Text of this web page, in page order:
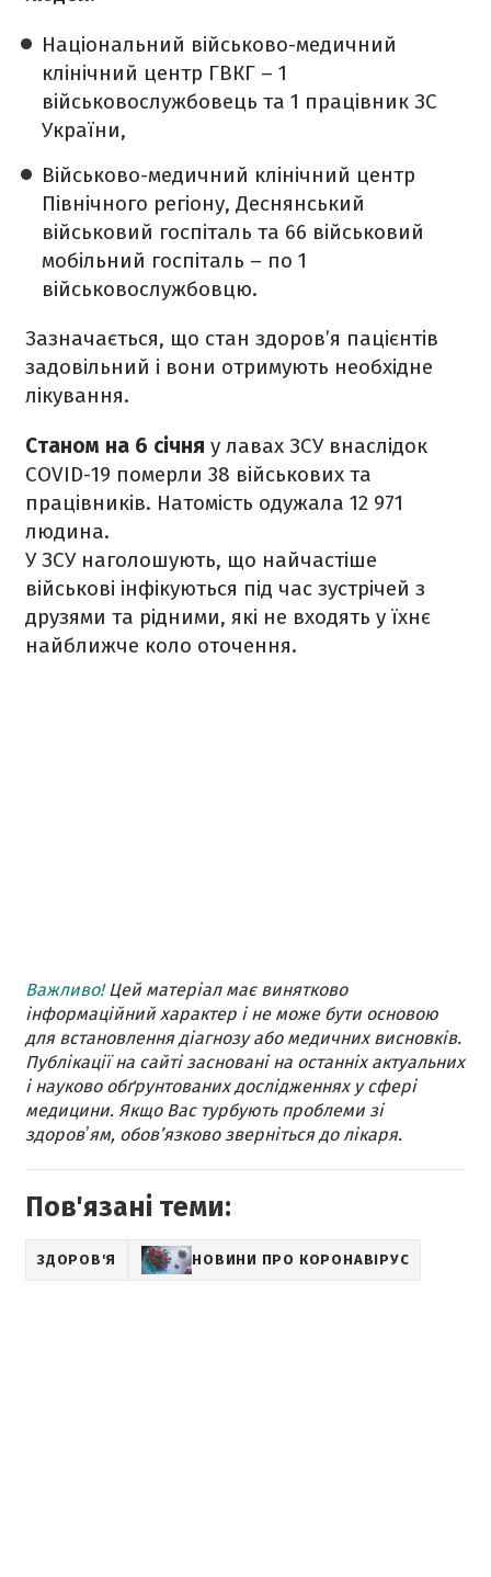
Національний військово-медичний
клінічний центр ГВКГ – 1
військовослужбовець та 1 працівник ЗС
України,
Військово-медичний клінічний центр
Північного регіону, Деснянський
військовий госпіталь та 66 військовий
мобільний госпіталь – по 1
військовослужбовцю.
Зазначається, що стан здоров’я пацієнтів
задовільний і вони отримують необхідне
лікування.
Станом на 6 січня у лавах ЗСУ внаслідок
COVID-19 померли 38 військових та
працівників. Натомість одужала 12 971
людина.
У ЗСУ наголошують, що найчастіше
військові інфікуються під час зустрічей з
друзями та рідними, які не входять у їхнє
найближче коло оточення.
Важливо!Цей матеріал має винятково
інформаційний характер і не може бути основою
для встановлення діагнозу або медичних висновків.
Публікації на сайті засновані на останніх актуальних
і науково обґрунтованих дослідженнях у сфері
медицини. Якщо Вас турбують проблеми зі
здоровʼям, обов’язково зверніться до лікаря.
Пов'язані теми:
ЗДОРОВ'Я НОВИНИ ПРО КОРОНАВІРУС